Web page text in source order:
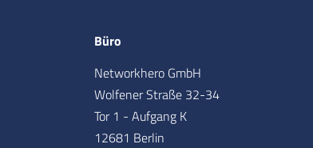
Büro
Networkhero GmbH
Wolfener Straße 32-34
Tor 1 - Aufgang K
12681 Berlin